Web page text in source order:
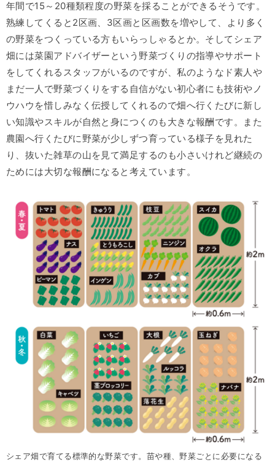
年間で15～20種類程度の野菜を採ることができるそうです。
熟練してくると2区画、3区画と区画数を増やして、より多く
の野菜をつくっている方もいらっしゃるとか。そしてシェア
畑には菜園アドバイザーという野菜づくりの指導やサポート
をしてくれるスタッフがいるのですが、私のようなド素人や
まだ一人で野菜づくりをする自信がない初心者にも技術やノ
ウハウを惜しみなく伝授してくれるので畑へ行くたびに新し
い知識やスキルが自然と身につくのも大きな報酬です。また
農園へ行くたびに野菜が少しずつ育っている様子を見れた
り、抜いた雑草の山を見て満足するのも小さいけれど継続の
ためには大切な報酬になると考えています。
シェア畑で育てる標準的な野菜です。苗や種、野菜ごとに必要になる